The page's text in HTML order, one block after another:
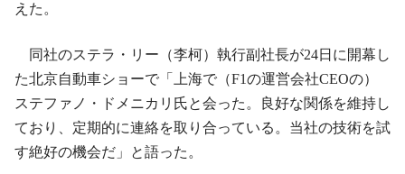
えた。
同社のステラ・リー（李柯）執行副社長が24日に開幕し
た北京自動車ショーで「上海で（F1の運営会社CEOの）
ステファノ・ドメニカリ氏と会った。良好な関係を維持し
ており、定期的に連絡を取り合っている。当社の技術を試
す絶好の機会だ」と語った。